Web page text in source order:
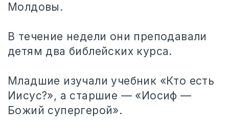
Молдовы.
В течение недели они преподавали
детям два библейских курса.
Младшие изучали учебник «Кто есть
Иисус?», а старшие — «Иосиф —
Божий супергерой».